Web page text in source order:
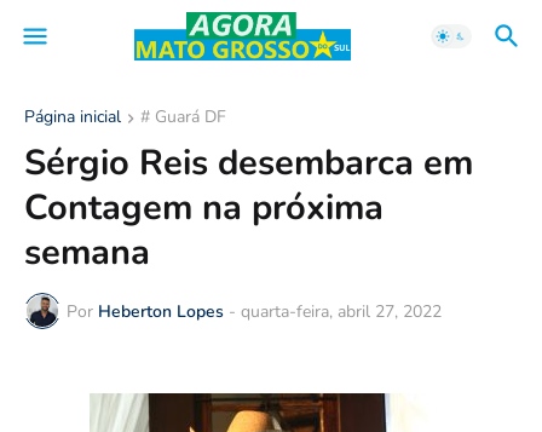
Página inicial # Guará DF
Sérgio Reis desembarca em
Contagem na próxima
semana
Por Heberton Lopes - quarta-feira, abril 27, 2022